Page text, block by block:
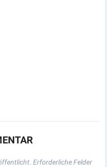
Erforderliche Felder